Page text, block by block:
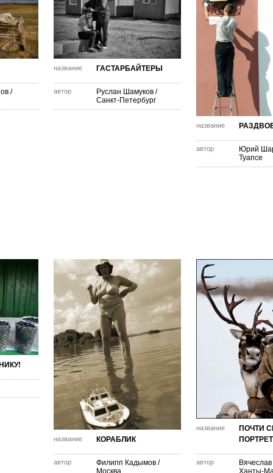
/
название ГАСТАРБАЙТЕРЫ
автор Руслан Шамуков /
Санкт-Петербург
название
автор
Юрий
Туапсе
название КОРАБЛИК
автор Филипп Кадымов /
Москва
название
ПОЧТИ
ПОРТРЕТ
автор
Ханты-